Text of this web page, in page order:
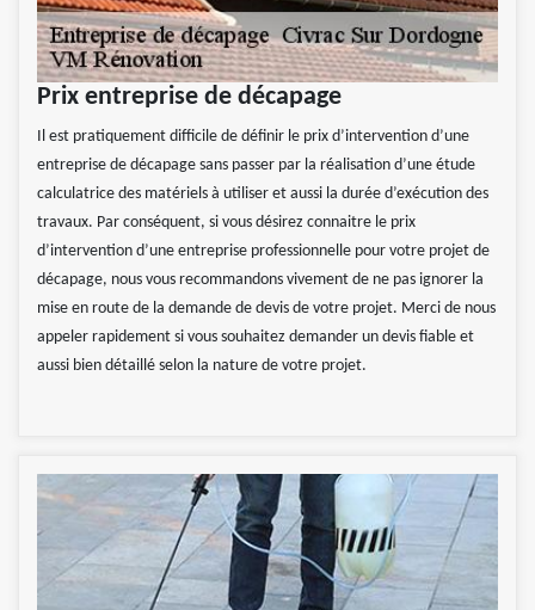
Prix entreprise de décapage
Il est pratiquement difficile de définir le prix d’intervention d’une
entreprise de décapage sans passer par la réalisation d’une étude
calculatrice des matériels à utiliser et aussi la durée d’exécution des
travaux. Par conséquent, si vous désirez connaitre le prix
d’intervention d’une entreprise professionnelle pour votre projet de
décapage, nous vous recommandons vivement de ne pas ignorer la
mise en route de la demande de devis de votre projet. Merci de nous
appeler rapidement si vous souhaitez demander un devis fiable et
aussi bien détaillé selon la nature de votre projet.